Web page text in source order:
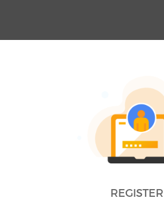
REGISTER